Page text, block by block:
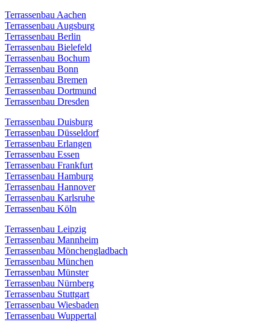
Terrassenbau Aachen
Terrassenbau Augsburg
Terrassenbau Berlin
Terrassenbau Bielefeld
Terrassenbau Bochum
Terrassenbau Bonn
Terrassenbau Bremen
Terrassenbau Dortmund
Terrassenbau Dresden
Terrassenbau Duisburg
Terrassenbau Düsseldorf
Terrassenbau Erlangen
Terrassenbau Essen
Terrassenbau Frankfurt
Terrassenbau Hamburg
Terrassenbau Hannover
Terrassenbau Karlsruhe
Terrassenbau Köln
Terrassenbau Leipzig
Terrassenbau Mannheim
Terrassenbau Mönchengladbach
Terrassenbau München
Terrassenbau Münster
Terrassenbau Nürnberg
Terrassenbau Stuttgart
Terrassenbau Wiesbaden
Terrassenbau Wuppertal